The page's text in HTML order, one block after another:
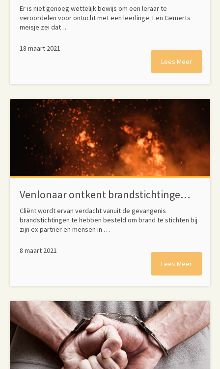
Er is niet genoeg wettelijk bewijs om een leraar te
veroordelen voor ontucht met een leerlinge. Een Gemerts
meisje zei dat …
18 maart 2021
Lees Meer
Venlonaar ontkent brandstichtingen te hebben ‘besteld’
Cliënt wordt ervan verdacht vanuit de gevangenis
brandstichtingen te hebben besteld om brand te stichten bij
zijn ex-partner en mensen in …
8 maart 2021
Lees Meer